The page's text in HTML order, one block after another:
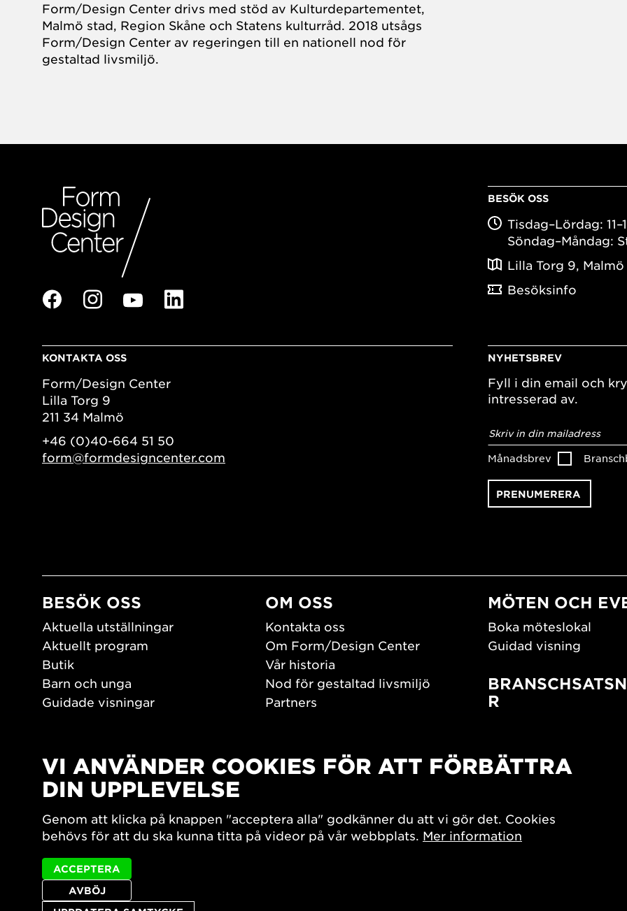
Form/Design Center drivs med stöd av Kulturdepartementet,
Malmö stad, Region Skåne och Statens kulturråd. 2018 utsågs
Form/Design Center av regeringen till en nationell nod för
gestaltad livsmiljö.
BESÖK OSS
Tisdag–Lördag:
Söndag–Måndag:
Lilla Torg 9, Malmö
Besöksinfo
KONTAKTA OSS
Form/Design Center
Lilla Torg 9
211 34 Malmö
+46 (0)40-664 51 50
form@formdesigncenter.com
NYHETSBREV
Fyll i din email och
intresserad av.
postadress*
Månadsbrev
BESÖK OSS
Aktuella utställningar
Aktuellt program
Butik
Barn och unga
Guidade visningar
Öppettider
OM OSS
Kontakta oss
Om Form/Design Center
Vår historia
Nod för gestaltad livsmiljö
Partners
PLAY
Filmarkiv
MÖTEN OCH
Boka möteslokal
Guidad visning
R
Southern Sweden
Arkitekturdagarna
7x Konsthantverk
VI ANVÄNDER COOKIES FÖR ATT FÖRBÄTTRA
DIN UPPLEVELSE
Genom att klicka på knappen "acceptera alla" godkänner du att vi gör det. Cookies
behövs för att du ska kunna titta på videor på vår webbplats. Mer information
AVBÖJ
ACCEPTERA